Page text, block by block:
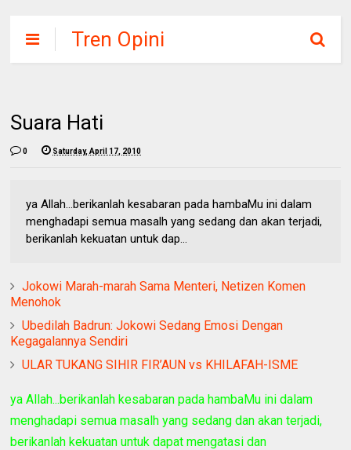
Tren Opini
Suara Hati
0 Saturday, April 17, 2010
ya Allah...berikanlah kesabaran pada hambaMu ini dalam
menghadapi semua masalh yang sedang dan akan terjadi,
berikanlah kekuatan untuk dap...
Jokowi Marah-marah Sama Menteri, Netizen Komen
Menohok
Ubedilah Badrun: Jokowi Sedang Emosi Dengan
Kegagalannya Sendiri
ULAR TUKANG SIHIR FIR’AUN vs KHILAFAH-ISME
ya Allah...berikanlah kesabaran pada hambaMu ini dalam
menghadapi semua masalh yang sedang dan akan terjadi,
berikanlah kekuatan untuk dapat mengatasi dan